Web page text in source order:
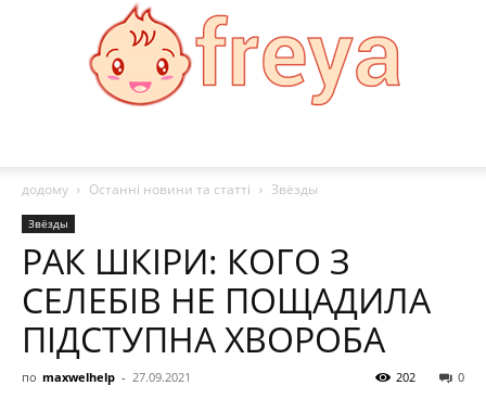
Мода,
здоровя,
додому Останні новини та статті Звёзды
Звёзды
РАК ШКІРИ: КОГО З
СЕЛЕБІВ НЕ ПОЩАДИЛА
ПІДСТУПНА ХВОРОБА
по maxwelhelp - 27.09.2021 0
202